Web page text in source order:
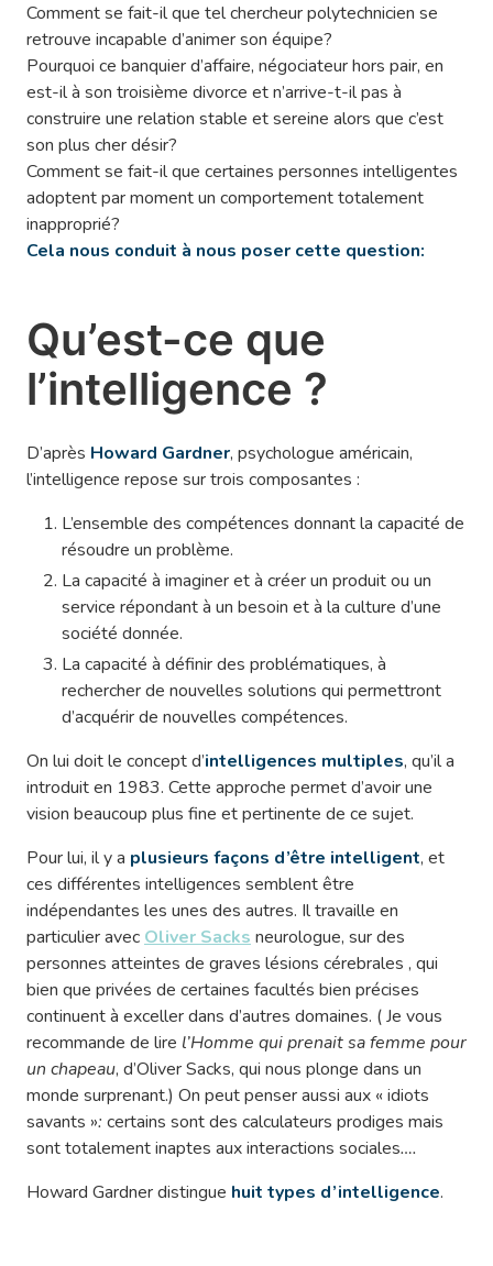
Comment se fait-il que tel chercheur polytechnicien se
retrouve incapable d’animer son équipe?
Pourquoi ce banquier d’affaire, négociateur hors pair, en
est-il à son troisième divorce et n’arrive-t-il pas à
construire une relation stable et sereine alors que c’est
son plus cher désir?
Comment se fait-il que certaines personnes intelligentes
adoptent par moment un comportement totalement
inapproprié?
Cela nous conduit à nous poser cette question:
Qu’est-ce que
l’intelligence ?
D’après Howard Gardner, psychologue américain,
l’intelligence repose sur trois composantes :
L’ensemble des compétences donnant la capacité de
résoudre un problème.
La capacité à imaginer et à créer un produit ou un
service répondant à un besoin et à la culture d’une
société donnée.
La capacité à définir des problématiques, à
rechercher de nouvelles solutions qui permettront
d’acquérir de nouvelles compétences.
On lui doit le concept d’intelligences multiples, qu’il a
introduit en 1983. Cette approche permet d’avoir une
vision beaucoup plus fine et pertinente de ce sujet.
Pour lui, il y a plusieurs façons d’être intelligent, et
ces différentes intelligences semblent être
indépendantes les unes des autres. Il travaille en
particulier avec Oliver Sacks neurologue, sur des
personnes atteintes de graves lésions cérebrales , qui
bien que privées de certaines facultés bien précises
continuent à exceller dans d’autres domaines. ( Je vous
recommande de lire l’Homme qui prenait sa femme pour
un chapeau, d’Oliver Sacks, qui nous plonge dans un
monde surprenant.) On peut penser aussi aux « idiots
savants »: certains sont des calculateurs prodiges mais
sont totalement inaptes aux interactions sociales….
Howard Gardner distingue huit types d’intelligence.